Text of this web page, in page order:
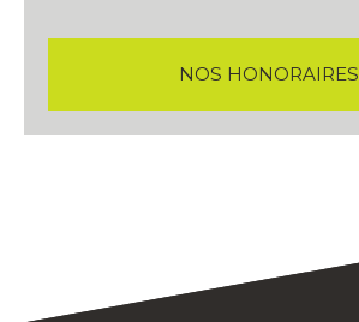
NOS HONORAIRES